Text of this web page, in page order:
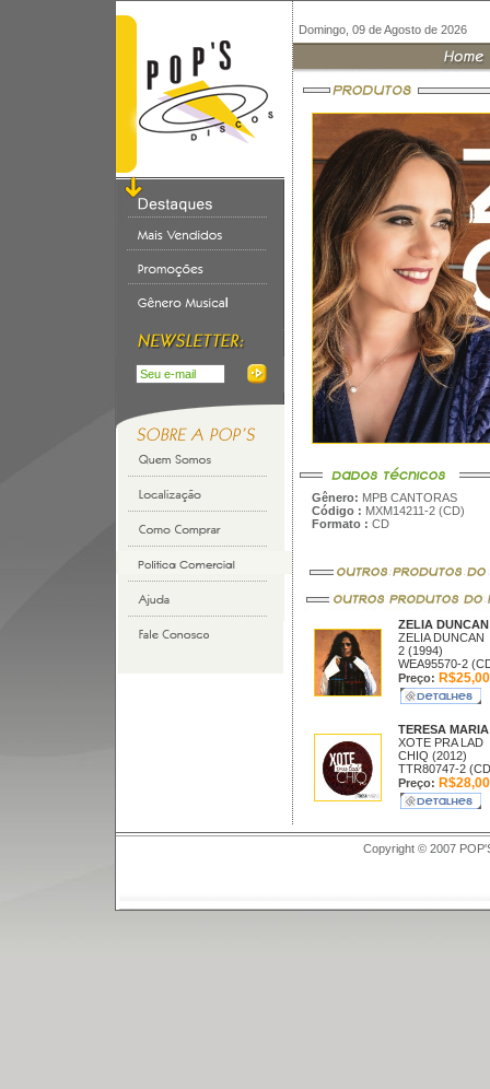
Domingo, 09 de Agosto de 2026
Gênero: MPB CANTORAS
Código : MXM14211-2 (CD)
Formato : CD
ZELIA
ZELIA DUNCAN
2 (1994)
WEA95570-2
Preço: R$25,00
TERESA
XOTE PRA LAD
CHIQ (2012)
TTR80747-2
Preço: R$28,00
Copyright © 2007